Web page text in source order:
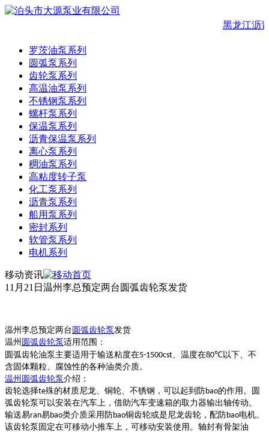
黑龙江沥
罗茨油泵系列
圆弧泵系列
齿轮泵系列
高温油泵系列
不锈钢泵系列
螺杆泵系列
保温泵系列
沥青保温泵系列
离心泵系列
稠油泵系列
高粘度转子泵
化工泵系列
沥青泵系列
船用泵系列
密封系列
软管泵系列
电机系列
移动资讯
11月21日温州李总预定两台圆弧齿轮泵发货
温州李总预定两台 圆弧齿轮泵发货
温州 圆弧齿轮泵适用范围：
圆弧齿轮油泵主要适用于输送粘度在5-1500cst、温度在80℃以下、不
含固体颗粒、腐蚀性的各种油类介质。
温州 圆弧齿轮泵介绍：
齿轮选择te殊的材质尼龙、铜轮、不锈钢，可以起到防bao的作用。圆
弧齿轮泵可以安装在汽车上，借助汽车变速箱的取力器输出轴传动。
输送易ran易bao类介质采用防bao铜齿轮或是尼龙齿轮，配防bao电机。
该齿轮泵固定在可移动小推车上，可移动安装使用。轴封有骨架油